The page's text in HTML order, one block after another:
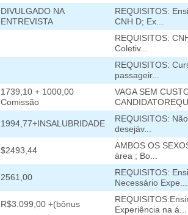
DIVULGADO NA
ENTREVISTA
REQUISITOS:
CNH D; Ex...
REQUISITOS:
Coletiv...
REQUISITOS:
passageir...
1739,10 + 1000,00
Comissão
VAGA SEM
1994,77+INSALUBRIDADE
REQUISITOS:
desejáv...
$2493,44
AMBOS OS
área ; Bo...
2561,00
REQUISITOS:
Necessário Expe...
R$3.099,00 +(bônus
Experiência na á...